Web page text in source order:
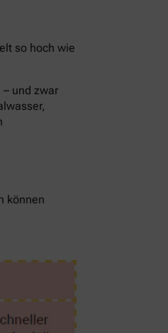
so hoch wie
und zwar
können